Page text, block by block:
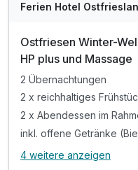
Ferien Hotel
Ostfriesen Winter-
HP plus und Massage
2 Übernachtungen
2 x reichhaltiges
2 x Abendessen im
inkl. offene Getränke
Alle Inklusivleistungen
4 weitere anzeigen